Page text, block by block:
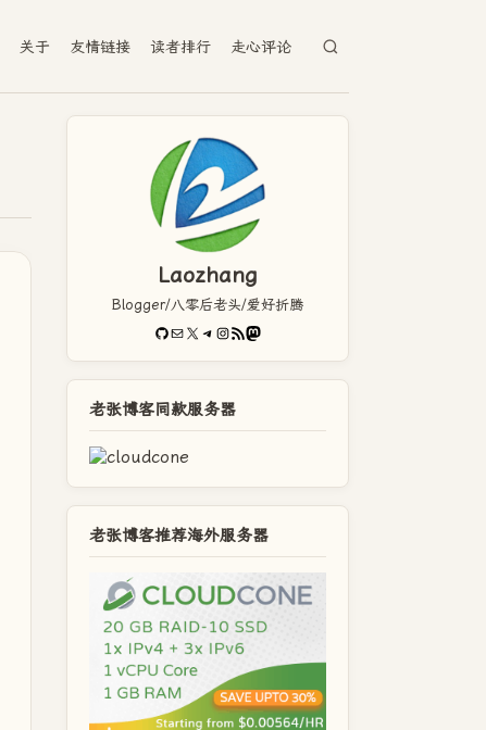
关于 友情链接 读者排行 走心评论
Laozhang
Blogger/八零后老头/爱好折腾
GitHub
电子邮件X Telegram
Instagram
RSS FeedMastodon
老张博客同款服务器
老张博客推荐海外服务器